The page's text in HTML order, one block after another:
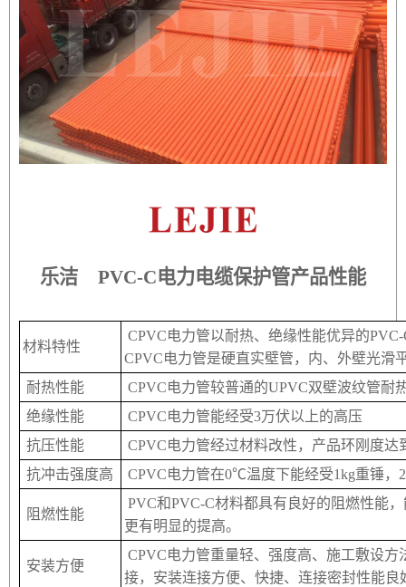
乐洁 PVC-C电力电缆保护管产品性能
材料特性
CPVC电力管以耐热、绝缘性能优异的
CPVC电力管是硬直实壁管，内、外壁光滑
耐热性能
CPVC电力管较普通的UPVC双壁波纹管
绝缘性能
CPVC电力管能经受3万伏以上的高压
抗压性能
CPVC电力管经过材料改性，产品环刚度
抗冲击强度高
CPVC电力管在0℃温度下能经受1kg重锤，
阻燃性能
PVC和PVC-C材料都具有良好的阻燃性能
更有明显的提高。
安装方便
CPVC电力管重量轻、强度高、施工敷设
接，安装连接方便、快捷、连接密封性能